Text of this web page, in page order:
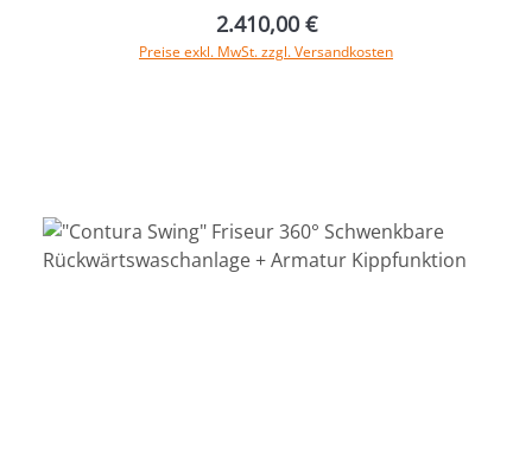
2.410,00 €
Preise exkl. MwSt. zzgl. Versandkosten